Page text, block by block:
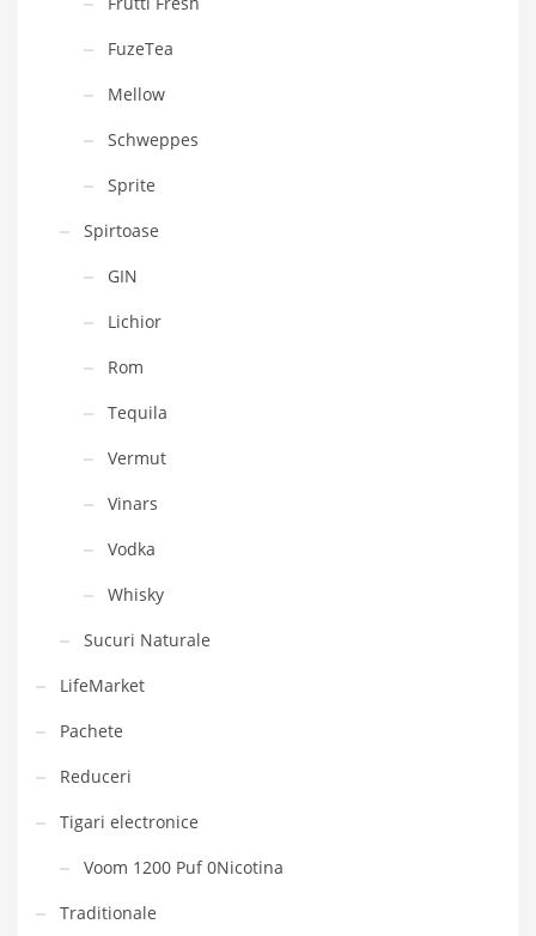
FuzeTea
Mellow
Schweppes
Sprite
Spirtoase
GIN
Lichior
Rom
Tequila
Vermut
Vinars
Vodka
Whisky
Sucuri Naturale
LifeMarket
Pachete
Reduceri
Tigari electronice
Voom 1200 Puf 0Nicotina
Traditionale